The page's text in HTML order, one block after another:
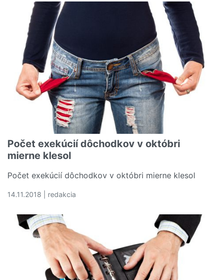
Počet exekúcií dôchodkov v októbri
mierne klesol
Počet exekúcií dôchodkov v októbri mierne klesol
14.11.2018 | redakcia